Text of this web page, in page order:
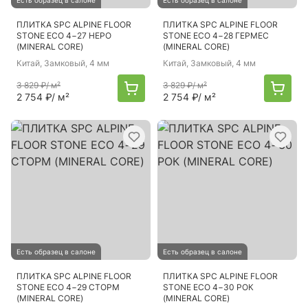
ПЛИТКА SPC ALPINE FLOOR
STONE ЕСО 4−27 НЕРО
(MINERAL CORE)
Китай, Замковый, 4 мм
3 829 ₽/ м²
2 754 ₽/ м²
ПЛИТКА SPC ALPINE FLOOR
STONE ЕСО 4−28 ГЕРМЕС
(MINERAL CORE)
Китай, Замковый, 4 мм
3 829 ₽/ м²
2 754 ₽/ м²
Есть образец в салоне
ПЛИТКА SPC ALPINE FLOOR
STONE ЕСО 4−29 СТОРМ
(MINERAL CORE)
Есть образец в салоне
ПЛИТКА SPC ALPINE FLOOR
STONE ЕСО 4−30 РОК
(MINERAL CORE)